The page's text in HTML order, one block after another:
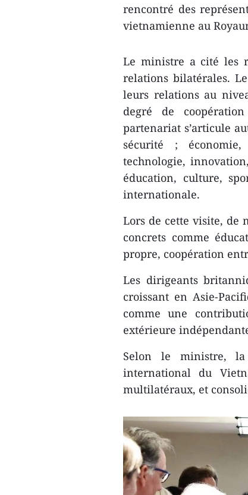
rencontré des
vietnamienne au
Le ministre a cité les
relations bilatérales.
leurs relations au
degré de
partenariat s’articule
sécurité ; économie,
technologie,
éducation, culture,
internationale.
Lors de cette visite, de
concrets comme
propre, coopération
Les dirigeants
croissant en Asie-
comme une
extérieure
Selon le ministre,
international du
multilatéraux, et